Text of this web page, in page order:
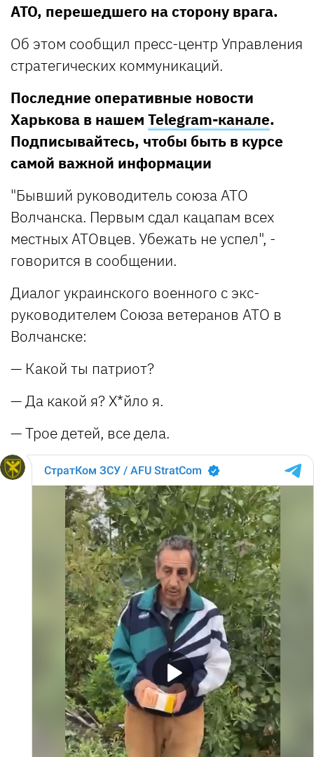
АТО, перешедшего на сторону врага.
Об этом сообщил пресс-центр Управления
стратегических коммуникаций.
Последние оперативные новости
Харькова в нашем Telegram-канале.
Подписывайтесь, чтобы быть в курсе
самой важной информации
"Бывший руководитель союза АТО
Волчанска. Первым сдал кацапам всех
местных АТОвцев. Убежать не успел", -
говорится в сообщении.
Диалог украинского военного с экс-
руководителем Союза ветеранов АТО в
Волчанске:
— Какой ты патриот?
— Да какой я? Х*йло я.
— Трое детей, все дела.